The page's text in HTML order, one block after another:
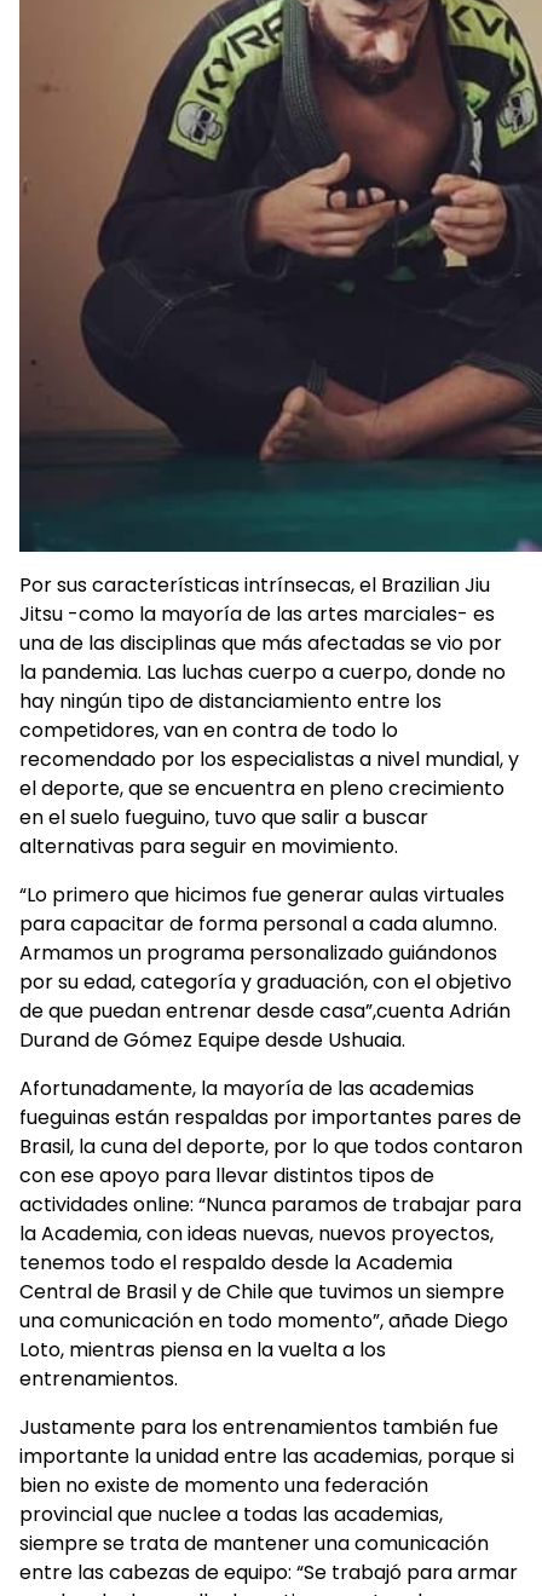
Por sus características intrínsecas, el Brazilian Jiu
Jitsu -como la mayoría de las artes marciales- es
una de las disciplinas que más afectadas se vio por
la pandemia. Las luchas cuerpo a cuerpo, donde no
hay ningún tipo de distanciamiento entre los
competidores, van en contra de todo lo
recomendado por los especialistas a nivel mundial, y
el deporte, que se encuentra en pleno crecimiento
en el suelo fueguino, tuvo que salir a buscar
alternativas para seguir en movimiento.
“Lo primero que hicimos fue generar aulas virtuales
para capacitar de forma personal a cada alumno.
Armamos un programa personalizado guiándonos
por su edad, categoría y graduación, con el objetivo
de que puedan entrenar desde casa”,cuenta Adrián
Durand de Gómez Equipe desde Ushuaia.
Afortunadamente, la mayoría de las academias
fueguinas están respaldas por importantes pares de
Brasil, la cuna del deporte, por lo que todos contaron
con ese apoyo para llevar distintos tipos de
actividades online: “Nunca paramos de trabajar para
la Academia, con ideas nuevas, nuevos proyectos,
tenemos todo el respaldo desde la Academia
Central de Brasil y de Chile que tuvimos un siempre
una comunicación en todo momento”, añade Diego
Loto, mientras piensa en la vuelta a los
entrenamientos.
Justamente para los entrenamientos también fue
importante la unidad entre las academias, porque si
bien no existe de momento una federación
provincial que nuclee a todas las academias,
siempre se trata de mantener una comunicación
entre las cabezas de equipo: “Se trabajó para armar